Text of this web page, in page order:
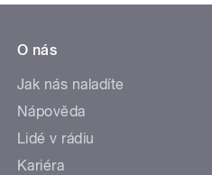
O nás
Jak nás naladíte
Nápověda
Lidé v rádiu
Kariéra